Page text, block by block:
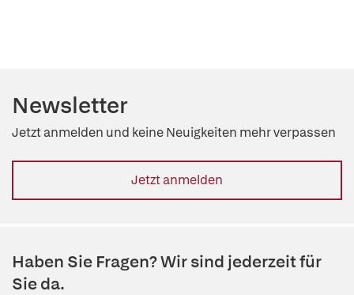
Newsletter
Jetzt anmelden und keine Neuigkeiten mehr verpassen
Jetzt anmelden
Haben Sie Fragen? Wir sind jederzeit für
Sie da.